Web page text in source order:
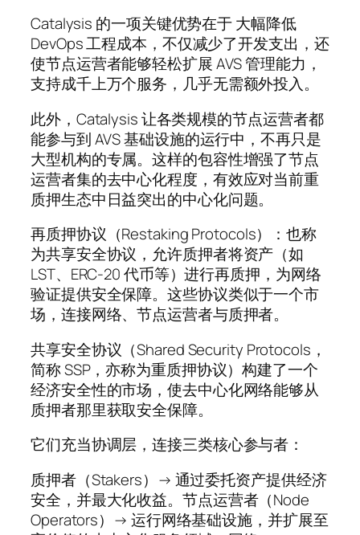
Catalysis 的一项关键优势在于 大幅降低
DevOps 工程成本，不仅减少了开发支出，还
使节点运营者能够轻松扩展 AVS 管理能力，
支持成千上万个服务，几乎无需额外投入。
此外，Catalysis 让各类规模的节点运营者都
能参与到 AVS 基础设施的运行中，不再只是
大型机构的专属。这样的包容性增强了节点
运营者集的去中心化程度，有效应对当前重
质押生态中日益突出的中心化问题。
再质押协议（Restaking Protocols）：也称
为共享安全协议，允许质押者将资产（如
LST、ERC-20 代币等）进行再质押，为网络
验证提供安全保障。这些协议类似于一个市
场，连接网络、节点运营者与质押者。
共享安全协议（Shared Security Protocols，
简称 SSP，亦称为重质押协议）构建了一个
经济安全性的市场，使去中心化网络能够从
质押者那里获取安全保障。
它们充当协调层，连接三类核心参与者：
质押者（Stakers）→ 通过委托资产提供经济
安全，并最大化收益。节点运营者（Node
Operators）→ 运行网络基础设施，并扩展至